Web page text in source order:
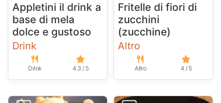
Appletini il drink a
base di mela
dolce e gustoso
Drink
Drink 4.3 / 5
Fritelle di fiori di
zucchini
(zucchine)
Altro
Altro 4 / 5